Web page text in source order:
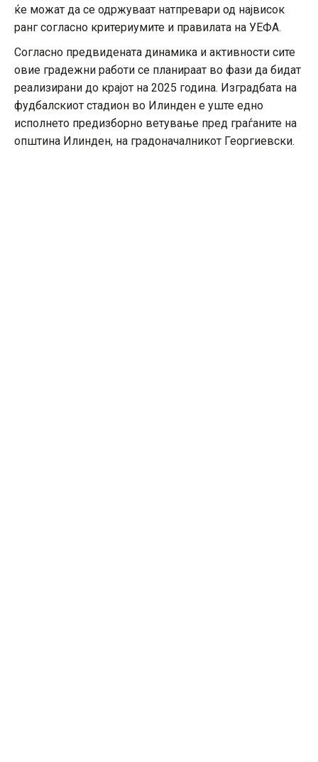
ќе можат да се одржуваат натпревари од највисок
ранг согласно критериумите и правилата на УЕФА.
Согласно предвидената динамика и активности сите
овие градежни работи се планираат во фази да бидат
реализирани до крајот на 2025 година. Изградбата на
фудбалскиот стадион во Илинден е уште едно
исполнето предизборно ветување пред граѓаните на
општина Илинден, на градоначалникот Георгиевски.